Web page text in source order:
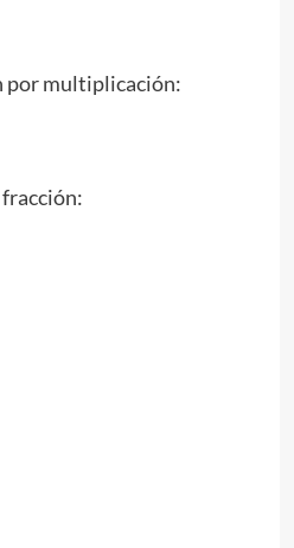
por multiplicación: